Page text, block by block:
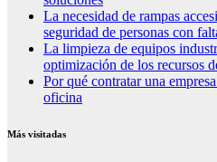
La necesidad de rampas accesibles de calidad para la
seguridad de personas con
La limpieza de equipos industriales como factor clave en la
optimización de los recursos
Por qué contratar una empresa de limpieza profesional para la
oficina
Más visitadas